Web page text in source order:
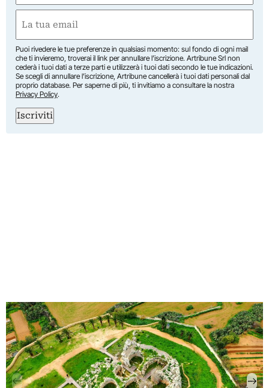
First
(Required)
Puoi rivedere le tue preferenze in qualsiasi momento: sul fondo di ogni mail
che ti invieremo, troverai il link per annullare l’iscrizione. Artribune Srl non
cederà i tuoi dati a terze parti e utilizzerà i tuoi dati secondo le tue indicazioni.
Se scegli di annullare l’iscrizione, Artribune cancellerà i tuoi dati personali dal
proprio database. Per saperne di più, ti invitiamo a consultare la nostra
Privacy Policy.
Iscriviti